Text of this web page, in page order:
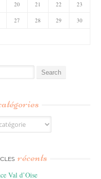
20 21 22 23
27 28 29 30
récents
Val d’Oise